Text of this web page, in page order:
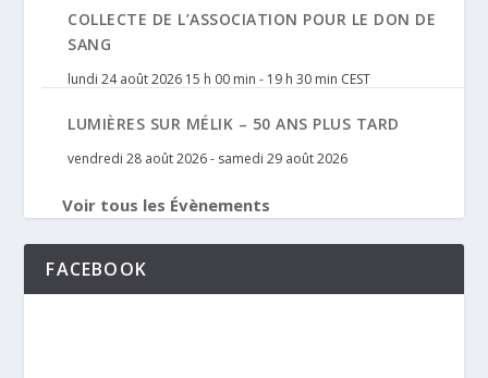
COLLECTE DE L’ASSOCIATION POUR LE DON DE
SANG
lundi 24 août 2026 15 h 00 min - 19 h 30 min CEST
LUMIÈRES SUR MÉLIK – 50 ANS PLUS TARD
vendredi 28 août 2026- samedi 29 août 2026
Voir tous les Évènements
FACEBOOK